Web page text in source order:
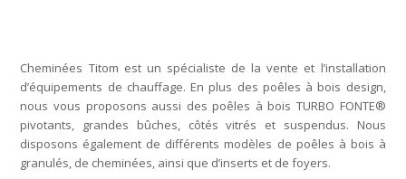
Cheminées Titom est un spécialiste de la vente et l’installation
d’équipements de chauffage. En plus des poêles à bois design,
nous vous proposons aussi des poêles à bois TURBO FONTE®
pivotants, grandes bûches, côtés vitrés et suspendus. Nous
disposons également de différents modèles de poêles à bois à
granulés, de cheminées, ainsi que d’inserts et de foyers.